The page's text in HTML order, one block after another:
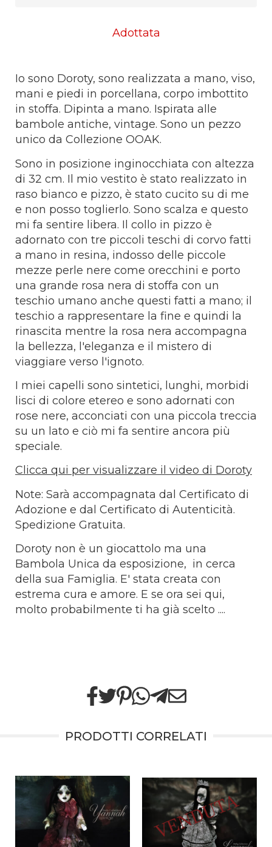
Adottata
Io sono Doroty, sono realizzata a mano, viso,
mani e piedi in porcellana, corpo imbottito
in stoffa. Dipinta a mano. Ispirata alle
bambole antiche, vintage. Sono un pezzo
unico da Collezione OOAK.
Sono in posizione inginocchiata con altezza
di 32 cm. Il mio vestito è stato realizzato in
raso bianco e pizzo, è stato cucito su di me
e non posso toglierlo. Sono scalza e questo
mi fa sentire libera. Il collo in pizzo è
adornato con tre piccoli teschi di corvo fatti
a mano in resina, indosso delle piccole
mezze perle nere come orecchini e porto
una grande rosa nera di stoffa con un
teschio umano anche questi fatti a mano; il
teschio a rappresentare la fine e quindi la
rinascita mentre la rosa nera accompagna
la bellezza, l'eleganza e il mistero di
viaggiare verso l'ignoto.
I miei capelli sono sintetici, lunghi, morbidi
lisci di colore etereo e sono adornati con
rose nere, acconciati con una piccola treccia
su un lato e ciò mi fa sentire ancora più
speciale.
Clicca qui per visualizzare il video di Doroty
Note: Sarà accompagnata dal Certificato di
Adozione e dal Certificato di Autenticità.
Spedizione Gratuita.
Doroty non è un giocattolo ma una
Bambola Unica da esposizione, in cerca
della sua Famiglia. E' stata creata con
estrema cura e amore. E se ora sei qui,
molto probabilmente ti ha già scelto ....
PRODOTTI CORRELATI